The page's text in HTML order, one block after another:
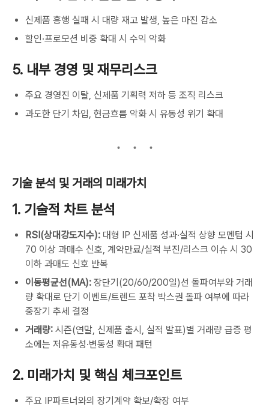
신제품 흥행 실패 시 대량 재고 발생, 높은 마진 감소
할인·프로모션 비중 확대 시 수익 악화
5. 내부 경영 및 재무리스크
주요 경영진 이탈, 신제품 기획력 저하 등 조직 리스크
과도한 단기 차입, 현금흐름 악화 시 유동성 위기 확대
기술 분석 및 거래의 미래가치
1. 기술적 차트 분석
RSI(상대강도지수): 대형 IP 신제품 성과·실적 상향 모멘텀 시
70 이상 과매수 신호, 계약만료/실적 부진/리스크 이슈 시 30
이하 과매도 신호 반복
이동평균선(MA): 장단기(20/60/200일)선 돌파여부와 거래
량 확대로 단기 이벤트/트렌드 포착 박스권 돌파 여부에 따라
중장기 추세 결정
거래량: 시즌(연말, 신제품 출시, 실적 발표)별 거래량 급증 평
소에는 저유동성·변동성 확대 패턴
2. 미래가치 및 핵심 체크포인트
주요 IP파트너와의 장기계약 확보/확장 여부